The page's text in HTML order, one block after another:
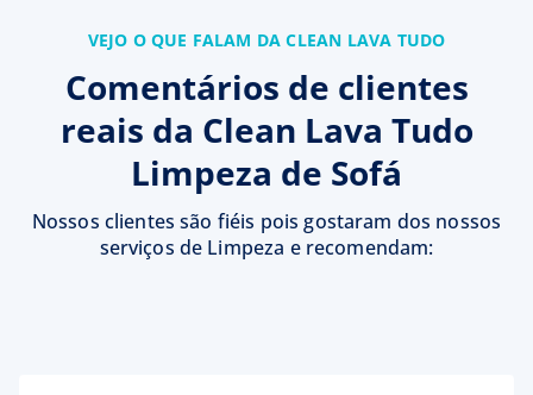
VEJO O QUE FALAM DA CLEAN LAVA TUDO
Comentários de clientes
reais da Clean Lava Tudo
Limpeza de Sofá
Nossos clientes são fiéis pois gostaram dos nossos
serviços de Limpeza e recomendam: